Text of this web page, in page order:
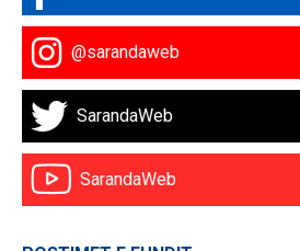
@sarandaweb
SarandaWeb
SarandaWeb